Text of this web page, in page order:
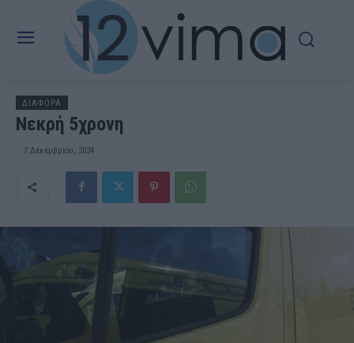
ΔΙΑΦΟΡΑ
Νεκρή 5χρονη
7 Δεκεμβρίου, 2024